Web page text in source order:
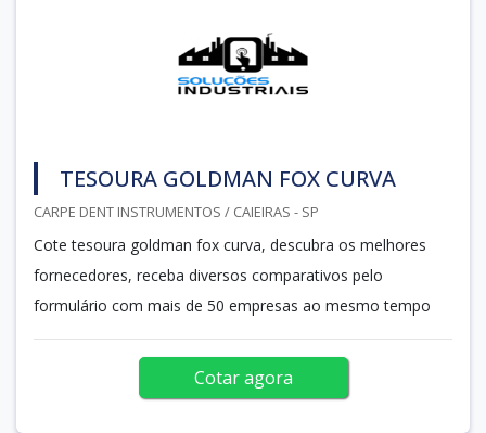
TESOURA GOLDMAN FOX CURVA
CARPE DENT INSTRUMENTOS / CAIEIRAS - SP
Cote tesoura goldman fox curva, descubra os melhores
fornecedores, receba diversos comparativos pelo
formulário com mais de 50 empresas ao mesmo tempo
Cotar agora